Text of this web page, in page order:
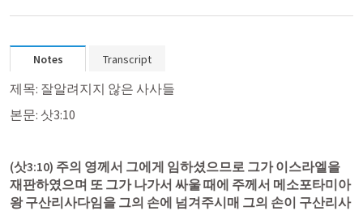
Notes Transcript
제목: 잘알려지지 않은 사사들
본문: 삿3:10
(삿3:10) 주의 영께서 그에게 임하셨으므로 그가 이스라엘을
재판하였으며 또 그가 나가서 싸울 때에 주께서 메소포타미아
왕 구산리사다임을 그의 손에 넘겨주시매 그의 손이 구산리사